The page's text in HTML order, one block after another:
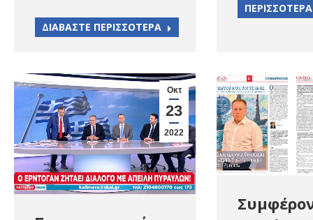
ΔΙΑΒΑΣΤΕ ΠΕΡΙΣΣΟΤΕΡΑ
ΠΕΡΙΣΣΟΤΕΡΑ
Οκτ
23
2022